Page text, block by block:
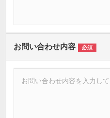
お問い合わせ内容 必須